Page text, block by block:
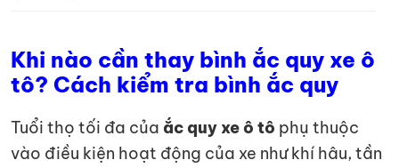
Khi nào cần thay bình ắc quy xe ô
tô? Cách kiểm tra bình ắc quy
Tuổi thọ tối đa của ắc quy xe ô tô phụ thuộc
vào điều kiện hoạt động của xe như khí hâu, tần